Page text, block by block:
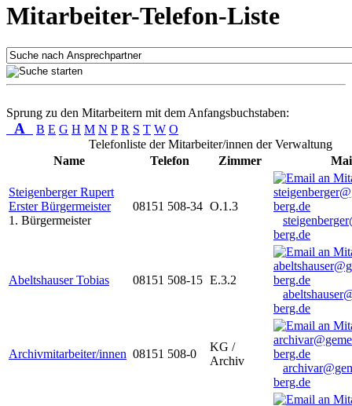
Mitarbeiter-Telefon-Liste
Sprung zu den Mitarbeitern mit dem Anfangsbuchstaben:
A B E G H M N P R S T W O
Telefonliste der Mitarbeiter/innen der Verwaltung
Name
Telefon Zimmer
Steigenberger Rupert
Erster Bürgermeister
1. Bürgermeister
08151 508-34 O.1.3
berg.de
Abeltshauser Tobias 08151 508-15 E.3.2
berg.de
Archivmitarbeiter/innen 08151 508-0
KG /
Archiv
berg.de